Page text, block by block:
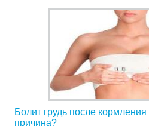
Болит грудь после
причина?